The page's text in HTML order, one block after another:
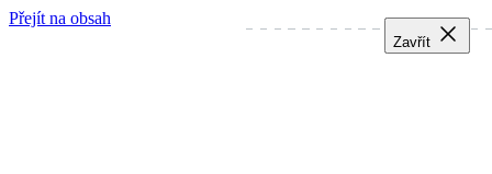
Přejít na obsah
Zavřít
Zavřít
Zavřít